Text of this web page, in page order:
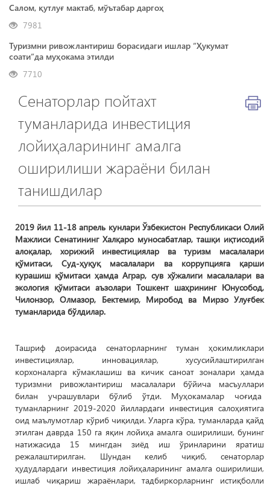
Салом, қутлуғ мактаб, мўътабар даргоҳ
7981
Туризмни ривожлантириш борасидаги ишлар “Ҳукумат
соати”да муҳокама этилди
7710
Сенаторлар пойтахт
туманларида инвестиция
лойиҳаларининг амалга
оширилиши жараёни билан
танишдилар
2019 йил 11-18 апрель кунлари Ўзбекистон Республикаси Олий
Мажлиси Сенатининг Халқаро муносабатлар, ташқи иқтисодий
алоқалар, хорижий инвестициялар ва туризм масалалари
қўмитаси, Суд-ҳуқуқ масалалари ва коррупцияга қарши
курашиш қўмитаси ҳамда Аграр, сув хўжалиги масалалари ва
экология қўмитаси аъзолари Тошкент шаҳрининг Юнусобод,
Чилонзор, Олмазор, Бектемир, Миробод ва Мирзо Улуғбек
туманларида бўлдилар.
Ташриф доирасида сенаторларнинг туман ҳокимликлари
инвестициялар, инновациялар, хусусийлаштирилган
корхоналарга кўмаклашиш ва кичик саноат зоналари ҳамда
туризмни ривожлантириш масалалари бўйича масъуллари
билан учрашувлари бўлиб ўтди. Муҳокамалар чоғида
туманларнинг 2019-2020 йиллардаги инвестиция салоҳиятига
оид маълумотлар кўриб чиқилди. Уларга кўра, туманларда қайд
этилган даврда 150 га яқин лойиҳа амалга оширилиши, бунинг
натижасида 15 мингдан зиёд иш ўринларини яратиш
режалаштирилган. Шундан келиб чиқиб, сенаторлар
ҳудудлардаги инвестиция лойиҳаларининг амалга оширилиши,
ишлаб чиқариш жараёнлари, тадбиркорларнинг истиқболли